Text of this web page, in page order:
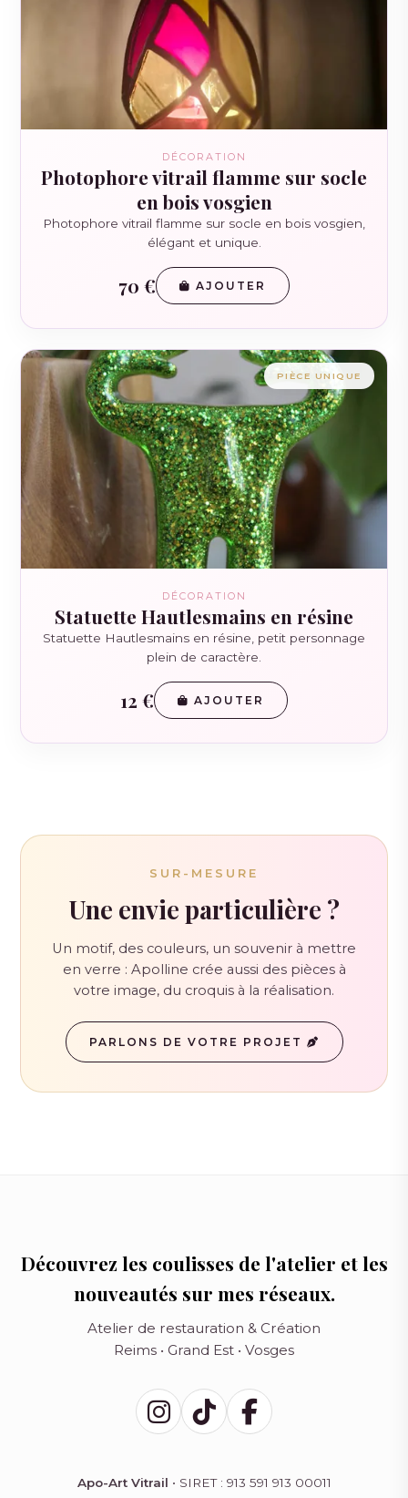
DÉCORATION
Photophore vitrail flamme sur socle
en bois vosgien
Photophore vitrail flamme sur socle en bois vosgien,
élégant et unique.
70 € AJOUTER
PIÈCE UNIQUE
DÉCORATION
Statuette Hautlesmains en résine
Statuette Hautlesmains en résine, petit personnage
plein de caractère.
12 € AJOUTER
SUR-MESURE
Une envie particulière ?
Un motif, des couleurs, un souvenir à mettre
en verre : Apolline crée aussi des pièces à
votre image, du croquis à la réalisation.
PARLONS DE VOTRE PROJET
Découvrez les coulisses de l'atelier et les
nouveautés sur mes réseaux.
Atelier de restauration & Création
Reims • Grand Est • Vosges
Apo-Art Vitrail • SIRET : 913 591 913 00011